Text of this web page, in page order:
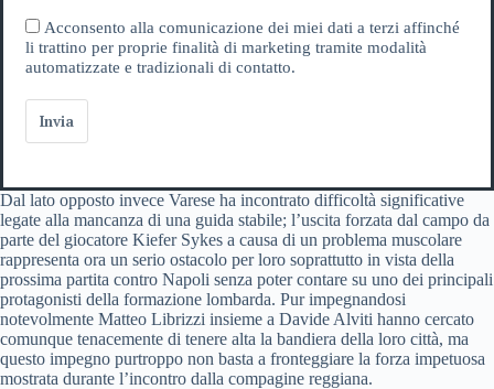
Acconsento alla comunicazione dei miei dati a terzi affinché
li trattino per proprie finalità di marketing tramite modalità
automatizzate e tradizionali di contatto.
Invia
Dal lato opposto invece Varese ha incontrato difficoltà significative
legate alla mancanza di una guida stabile; l’uscita forzata dal campo da
parte del giocatore Kiefer Sykes a causa di un problema muscolare
rappresenta ora un serio ostacolo per loro soprattutto in vista della
prossima partita contro Napoli senza poter contare su uno dei principali
protagonisti della formazione lombarda. Pur impegnandosi
notevolmente Matteo Librizzi insieme a Davide Alviti hanno cercato
comunque tenacemente di tenere alta la bandiera della loro città, ma
questo impegno purtroppo non basta a fronteggiare la forza impetuosa
mostrata durante l’incontro dalla compagine reggiana.